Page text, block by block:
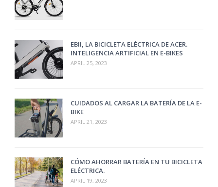
EBII, LA BICICLETA ELÉCTRICA DE ACER.
INTELIGENCIA ARTIFICIAL EN E-BIKES
APRIL 25, 2023
CUIDADOS AL CARGAR LA BATERÍA DE LA E-
BIKE
APRIL 21, 2023
CÓMO AHORRAR BATERÍA EN TU BICICLETA
ELÉCTRICA.
APRIL 19, 2023